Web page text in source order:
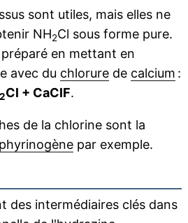
sont utiles, mais elles ne
NH2Cl sous forme pure.
en mettant en
avec du chlorurede calcium :
Cl + CaClF.
de la chlorine sont la
par exemple.
des intermédiaires clés dans